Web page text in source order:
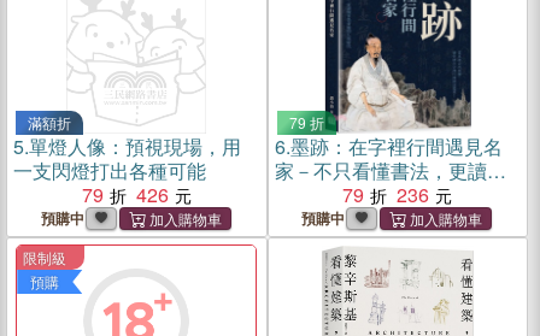
滿額折
5.單燈人像：預視現場，用
一支閃燈打出各種可能
79
426
預購中
79 折
6.墨跡：在字裡行間遇見名
家－不只看懂書法，更讀懂
筆墨背後的人與時代
79 236
預購中
限制級
預購